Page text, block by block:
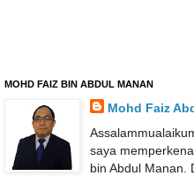
MOHD FAIZ BIN ABDUL MANAN
Mohd Faiz
saya
bin Abdul Manan.